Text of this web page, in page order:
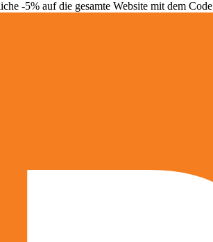
-5% auf die gesamte Website mit dem Code